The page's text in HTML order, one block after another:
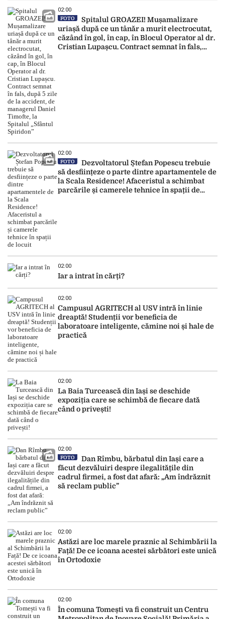
02:00
FOTO
Spitalul GROAZEI! Mușamalizare
uriașă după ce un tânăr a murit electrocutat,
căzând în gol, în cap, în Blocul Operator al dr.
Cristian Lupașcu. Contract semnat în fals,
02:00
FOTO
Dezvoltatorul Ștefan Popescu trebuie
să desființeze o parte dintre apartamentele de
la Scala Residence! Afaceristul a schimbat
parcările și camerele tehnice în spații de
02:00
Iar a intrat în cărți?
02:00
Campusul AGRITECH al USV intră în linie
dreaptă! Studenții vor beneficia de
laboratoare inteligente, cămine noi și hale de
practică
02:00
La Baia Turcească din Iași se deschide
expoziția care se schimbă de fiecare dată
când o privești!
02:00
FOTO
Dan Rîmbu, bărbatul din Iași care a
făcut dezvăluiri despre ilegalitățile din
cadrul firmei, a fost dat afară: „Am îndrăznit
să reclam public”
02:00
Astăzi are loc marele praznic al Schimbării la
Față! De ce icoana acestei sărbători este unică
în Ortodoxie
02:00
În comuna Tomești va fi construit un Centru